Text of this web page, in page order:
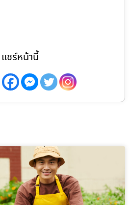
แชร์หน้านี้